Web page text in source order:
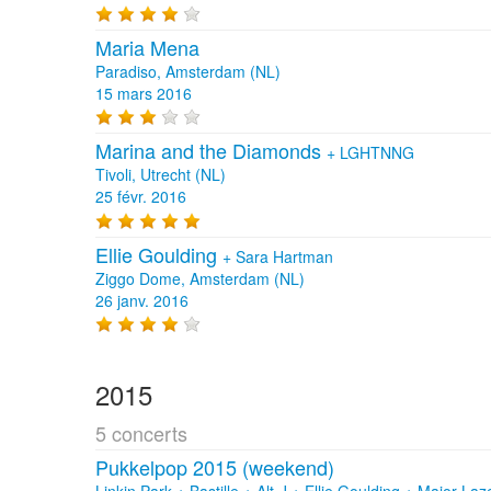
Maria Mena
Paradiso, Amsterdam (NL)
15 mars 2016
Marina and the Diamonds + LGHTNNG
Tivoli, Utrecht (NL)
25 févr. 2016
Ellie Goulding + Sara Hartman
Ziggo Dome, Amsterdam (NL)
26 janv. 2016
2015
5 concerts
Pukkelpop 2015 (weekend)